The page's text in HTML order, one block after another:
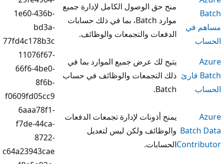
الوصول الكامل لإدارة جميع
موارد Batch، بما في ذلك حسابات
والتجمعات والوظائف.
1e60-436b-
bd3a-
77fd4c178b3c
لك عرض جميع الموارد بما في
والوظائف في حساب
66f6-4be0-
8f6b-
لإدارة تجمعات الدفعات
ولكن ليس لتعديل
f7de-44ca-
8722-